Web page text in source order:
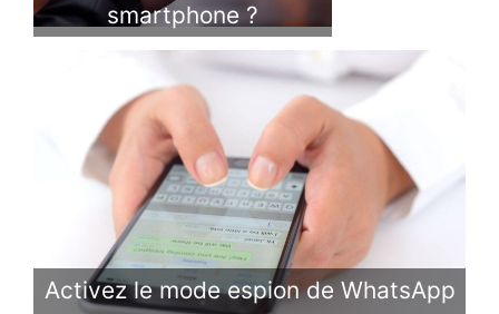
smartphone ?
Activez le mode espion de WhatsApp